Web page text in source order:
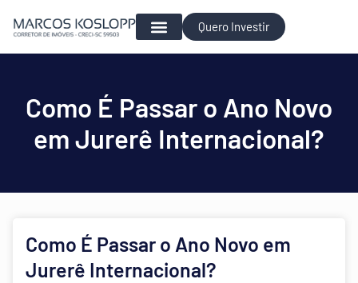
Quero Investir
Como É Passar o Ano Novo
em Jurerê Internacional?
Como É Passar o Ano Novo em
Jurerê Internacional?